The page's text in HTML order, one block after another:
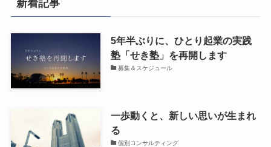
新着記事
5年半ぶりに、ひとり起業の実践
塾「せき塾」を再開します
募集＆スケジュール
一歩動くと、新しい思いが生まれ
る
個別コンサルティング